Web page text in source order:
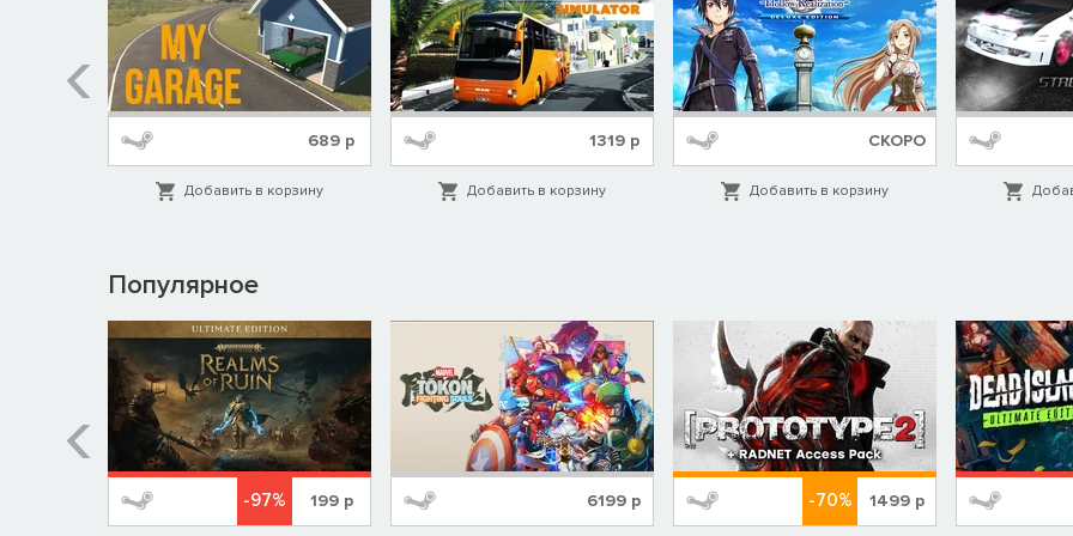
689 р
Добавить в корзину
1319р
Добавить в корзину
СКОРО
Добавить в корзину
Популярное
-97% 199р 6199 р -70% 1499р